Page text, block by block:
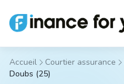
Mutuelle
Accueil Courtier assurance
Doubs (25)